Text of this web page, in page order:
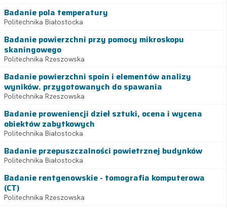
Badanie pola temperatury
Politechnika Białostocka
Badanie powierzchni przy pomocy mikroskopu
skaningowego
Politechnika Rzeszowska
Badanie powierzchni spoin i elementów analizy
wyników. przygotowanych do spawania
Politechnika Rzeszowska
Badanie proweniencji dzieł sztuki, ocena i wycena
obiektów zabytkowych
Politechnika Białostocka
Badanie przepuszczalności powietrznej budynków
Politechnika Białostocka
Badanie rentgenowskie - tomografia komputerowa
(CT)
Politechnika Rzeszowska